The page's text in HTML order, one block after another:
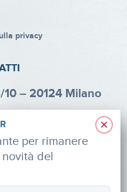
privacy
– 20124 Milano
×
per rimanere
del